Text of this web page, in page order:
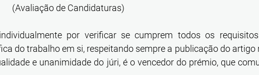
(Avaliação de Candidaturas)
por verificar se cumprem todos os
do trabalho em si, respeitando sempre a publicação do artigo
e unanimidade do júri, é o vencedor do prémio, que